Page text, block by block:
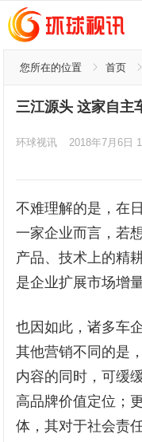
您所在的位置 首页
三江源头 这家自主
环球视讯 2018年7月6日
不难理解的是，在
一家企业而言，若
产品、技术上的精
是企业扩展市场增
也因如此，诸多车
其他营销不同的是
内容的同时，可缓
高品牌价值定位；
体，其对于社会责